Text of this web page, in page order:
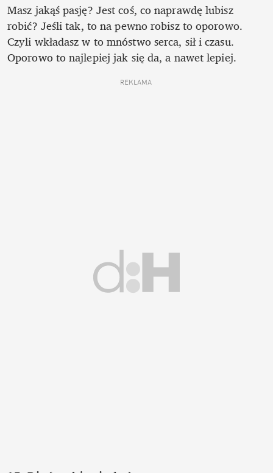
Masz jakąś pasję? Jest coś, co naprawdę lubisz
robić? Jeśli tak, to na pewno robisz to oporowo.
Czyli wkładasz w to mnóstwo serca, sił i czasu.
Oporowo to najlepiej jak się da, a nawet lepiej.
REKLAMA